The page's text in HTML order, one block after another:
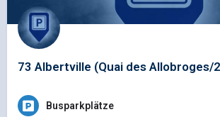
73 Albertville (Quai des Allobroges/
Busparkplätze